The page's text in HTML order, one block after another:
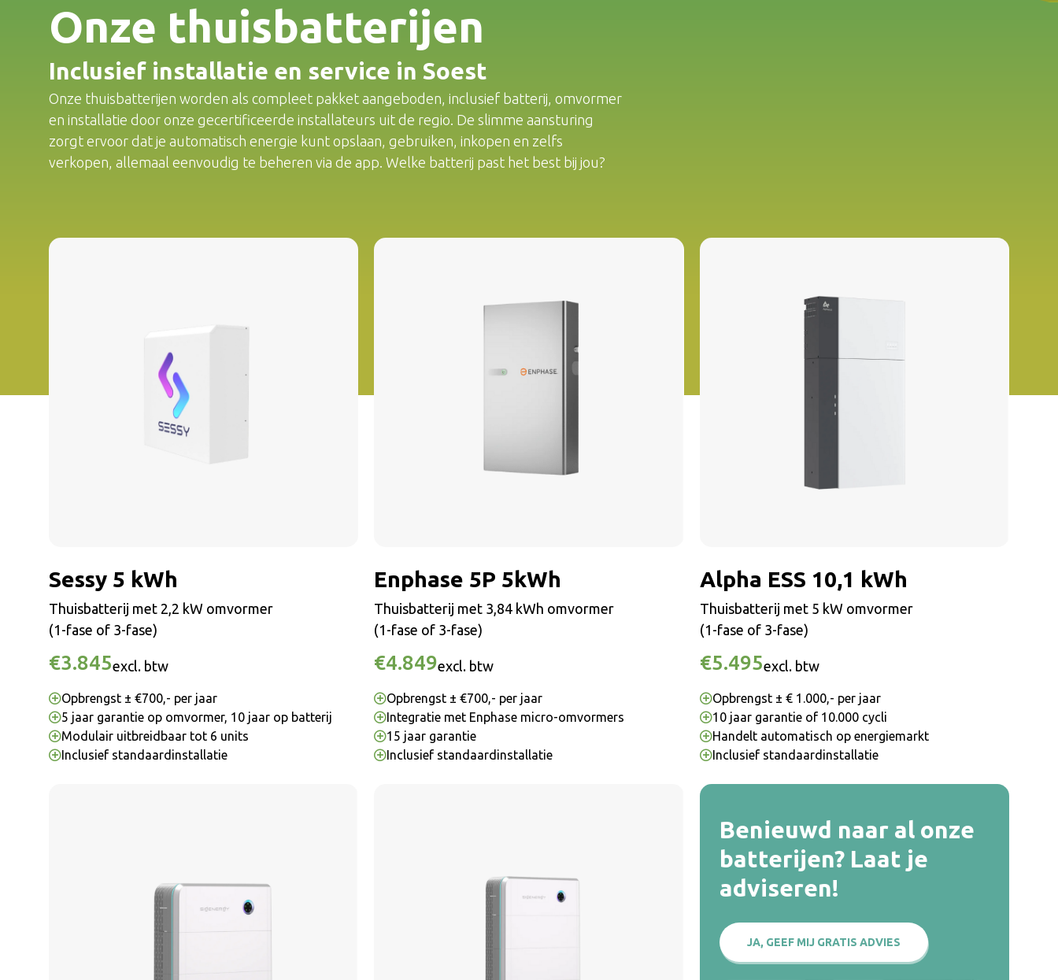
Onze thuisbatterijen
Inclusief installatie en service in Soest
Onze thuisbatterijen worden als compleet pakket aangeboden, inclusief batterij, omvormer
en installatie door onze gecertificeerde installateurs uit de regio. De slimme aansturing
zorgt ervoor dat je automatisch energie kunt opslaan, gebruiken, inkopen en zelfs
verkopen, allemaal eenvoudig te beheren via de app. Welke batterij past het best bij jou?
Sessy 5 kWh
Thuisbatterij met 2,2 kW omvormer
(1-fase of 3-fase)
€3.845excl. btw
Opbrengst ± €700,- per jaar
5 jaar garantie op omvormer, 10 jaar op batterij
Modulair uitbreidbaar tot 6 units
Inclusief standaardinstallatie
Enphase 5P 5kWh
Thuisbatterij met 3,84 kWh omvormer
(1-fase of 3-fase)
€4.849excl. btw
Opbrengst ± €700,- per jaar
Integratie met Enphase micro-omvormers
15 jaar garantie
Inclusief standaardinstallatie
Alpha ESS 10,1 kWh
Thuisbatterij met 5 kW omvormer
(1-fase of 3-fase)
€5.495excl. btw
Opbrengst ± € 1.000,- per jaar
10 jaar garantie of 10.000 cycli
Handelt automatisch op energiemarkt
Inclusief standaardinstallatie
Benieuwd naar al onze
batterijen? Laat je
adviseren!
JA, GEEF MIJ GRATIS ADVIES